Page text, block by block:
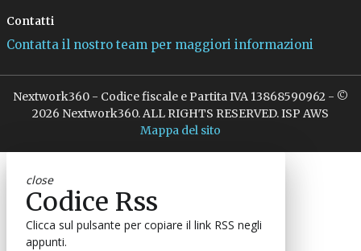
Contatti
Contatta il nostro team per maggiori informazioni
Nextwork360 - Codice fiscale e Partita IVA 13868590962 - ©
2026 Nextwork360. ALL RIGHTS RESERVED. ISP AWS
Mappa del sito
close
Codice Rss
Clicca sul pulsante per copiare il link RSS negli
appunti.